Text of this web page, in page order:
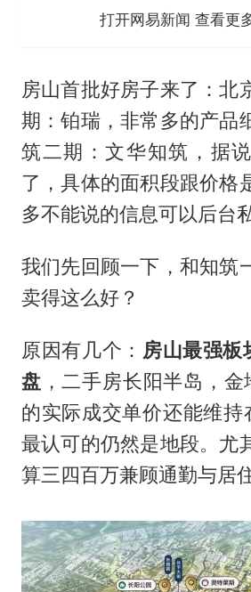
打开网易新闻 查看更
房山首批好房子来了：北
期：铂瑞，非常多的产品
筑二期：文华知筑，据
了，具体的面积段跟价格
多不能说的信息可以后台
我们先回顾一下，和知筑
卖得这么好？
原因有几个： 房山最强
盘 ，二手房长阳半岛，
的实际成交单价还能维持
最认可的仍然是地段。尤
算三四百万兼顾通勤与居